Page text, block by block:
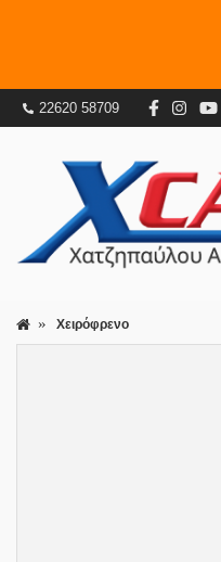
22620 58709
Χειρόφρενο